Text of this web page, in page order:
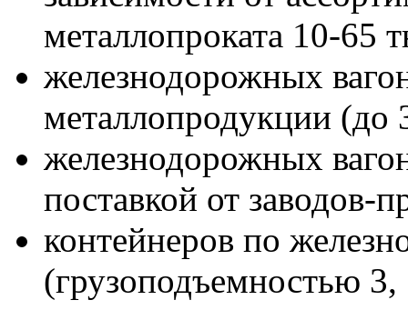
металлопроката 10-65
железнодорожных
металлопродукции (до
железнодорожных
поставкой от заводов-
контейнеров по
(грузоподъемностью